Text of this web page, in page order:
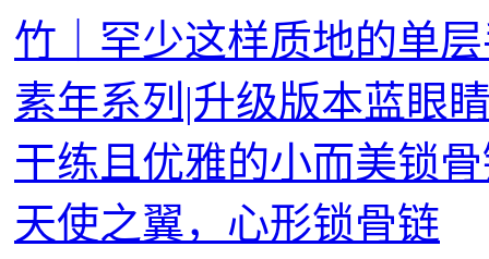
竹｜罕少这样质地的单
素年系列|升级版本蓝眼
干练且优雅的小而美锁
天使之翼，心形锁骨链